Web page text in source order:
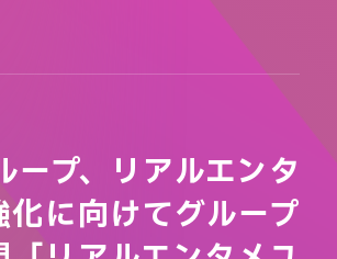
MAGAZINE
NEWS
ープ、リアルエンタ
化に向けてグループ